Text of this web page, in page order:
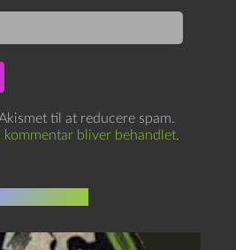
til at reducere spam.
kommentar bliver behandlet.